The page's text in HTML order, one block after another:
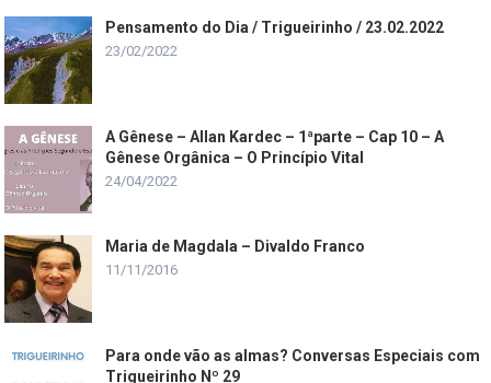
Pensamento do Dia / Trigueirinho / 23.02.2022
23/02/2022
A Gênese – Allan Kardec – 1ªparte – Cap 10 – A
Gênese Orgânica – O Princípio Vital
24/04/2022
Maria de Magdala – Divaldo Franco
11/11/2016
Para onde vão as almas? Conversas Especiais com
Trigueirinho Nº 29